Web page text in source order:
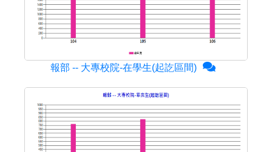
報部 -- 大專校院-在學生(起訖區間)